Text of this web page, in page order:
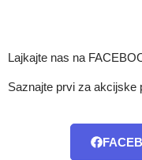
Lajkajte nas na
Saznajte prvi za akcijske